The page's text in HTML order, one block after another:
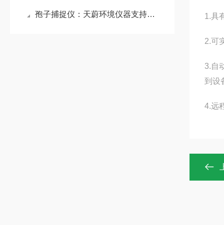
孢子捕捉仪：天蔚环境仪器支持全年无间断工作，实时捕捉空气中的病菌孢子 1.具
2.可
3.自
到设
4.远